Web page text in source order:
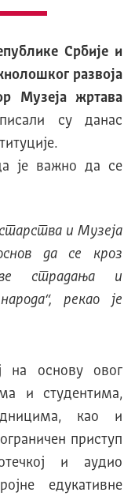
Србије и
развоја
Музеја жртава
су данас
је важно да се
и Музеја
да се кроз
страдања и
“, рекао је
на основу овог
и студентима,
као и
приступ
и аудио
едукативне